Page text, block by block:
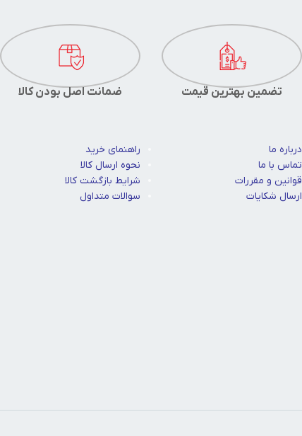
ضمانت اصل بودن کالا تضمین بهترین قیمت
راهنمای خرید
نحوه ارسال کالا
شرایط بازگشت کالا
سوالات متداول
درباره ما
تماس با ما
قوانین و مقررات
ارسال شکایات